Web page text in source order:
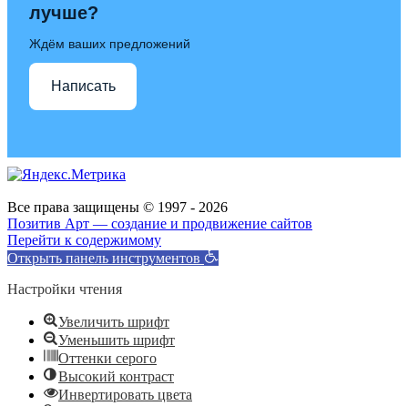
лучше?
Ждём ваших предложений
Написать
Все права защищены © 1997 - 2026
Позитив Арт — создание и продвижение сайтов
Перейти к содержимому
Открыть панель инструментов
Настройки чтения
Увеличить шрифт
Уменьшить шрифт
Оттенки серого
Высокий контраст
Инвертировать цвета